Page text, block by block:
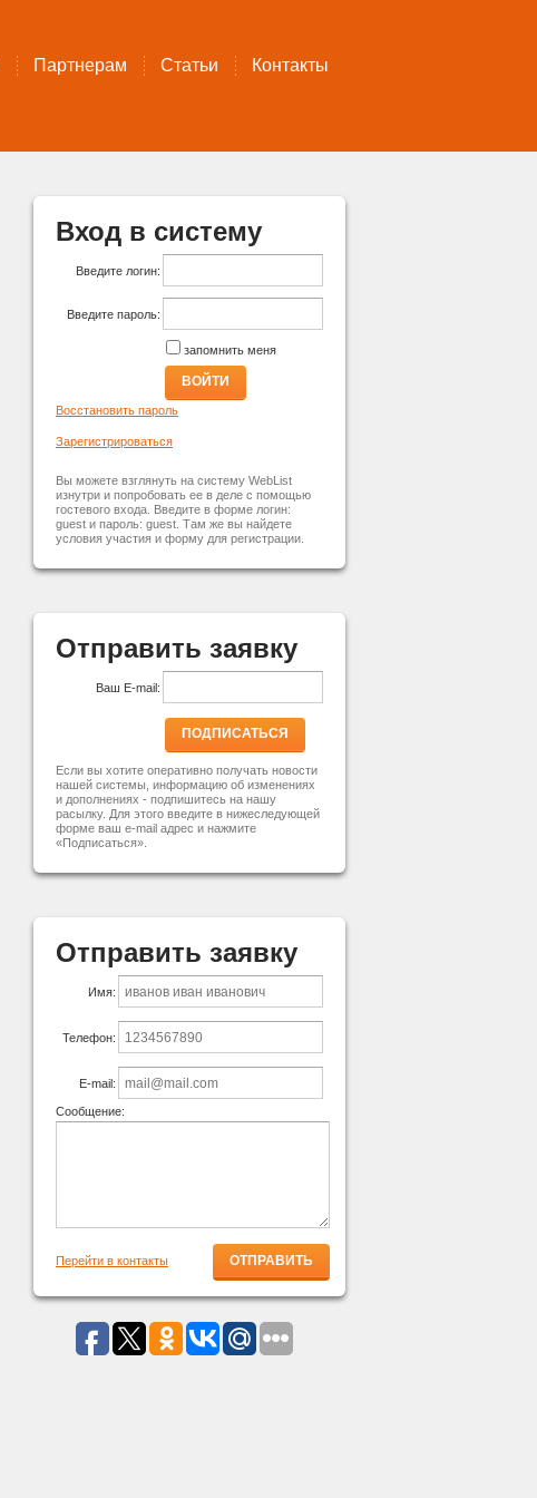
Партнерам Статьи Контакты
Вход в систему
Введите логин:
Введите пароль:
запомнить меня
ВОЙТИ
Восстановить пароль
Зарегистрироваться
Вы можете взглянуть на систему WebList
изнутри и попробовать ее в деле с помощью
гостевого входа. Введите в форме логин:
guest и пароль: guest. Там же вы найдете
условия участия и форму для регистрации.
Отправить заявку
Ваш E-mail:
ПОДПИСАТЬСЯ
Если вы хотите оперативно получать новости
нашей системы, информацию об изменениях
и дополнениях - подпишитесь на нашу
расылку. Для этого введите в нижеследующей
форме ваш e-mail адрес и нажмите
«Подписаться».
Отправить заявку
Имя:
Телефон:
E-mail:
Сообщение:
Перейти в контакты